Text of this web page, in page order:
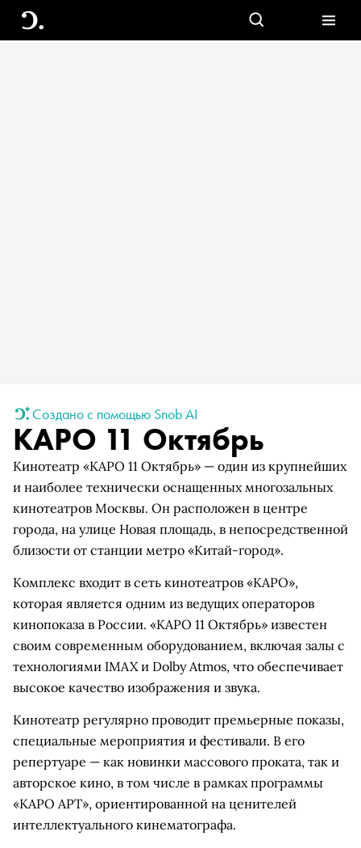
Создано с помощью Snob AI
КАРО 11 Октябрь
Кинотеатр «КАРО 11 Октябрь» — один из крупнейших
и наиболее технически оснащенных многозальных
кинотеатров Москвы. Он расположен в центре
города, на улице Новая площадь, в непосредственной
близости от станции метро «Китай-город».
Комплекс входит в сеть кинотеатров «КАРО»,
которая является одним из ведущих операторов
кинопоказа в России. «КАРО 11 Октябрь» известен
своим современным оборудованием, включая залы с
технологиями IMAX и Dolby Atmos, что обеспечивает
высокое качество изображения и звука.
Кинотеатр регулярно проводит премьерные показы,
специальные мероприятия и фестивали. В его
репертуаре — как новинки массового проката, так и
авторское кино, в том числе в рамках программы
«КАРО АРТ», ориентированной на ценителей
интеллектуального кинематографа.